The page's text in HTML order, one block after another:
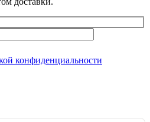
конфиденциальности